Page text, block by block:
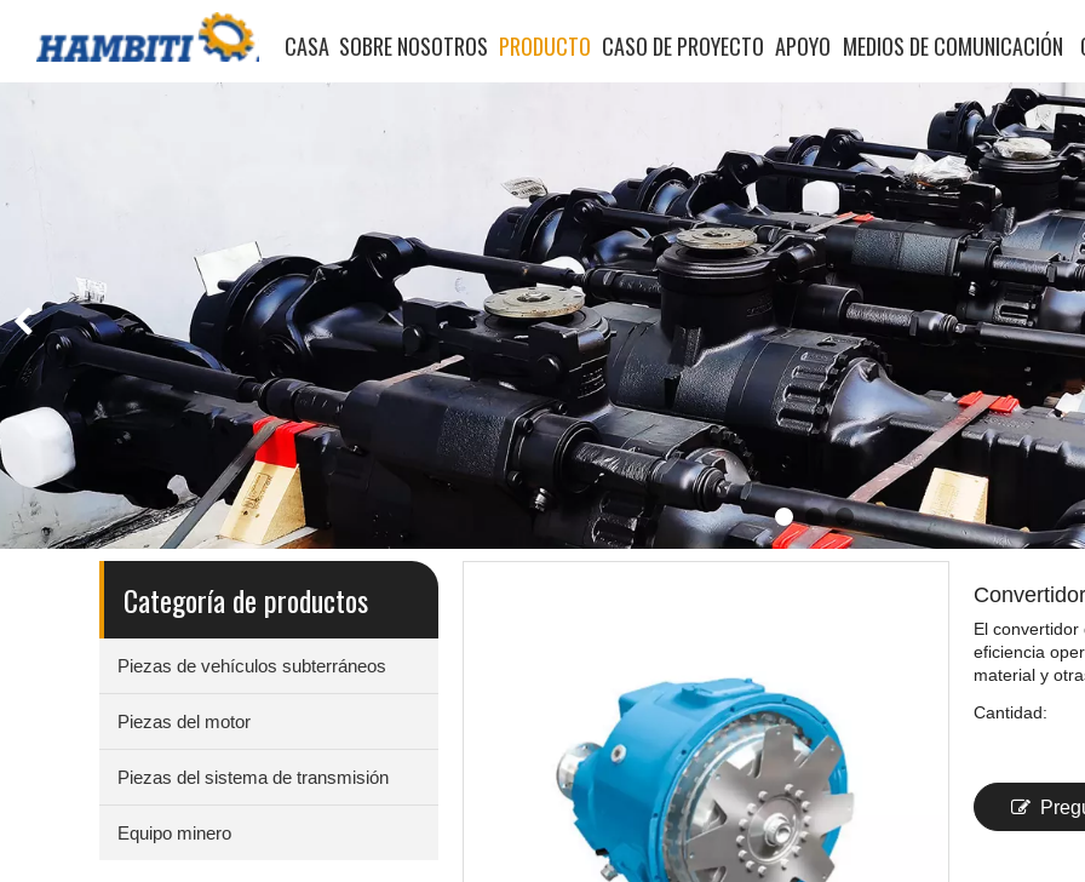
CASA SOBRE NOSOTROS PRODUCTO CASO DE PROYECTO APOYO MEDIOS DE COMUNICACIÓN
Categoría de productos
Piezas de vehículos subterráneos
Piezas del motor
Piezas del sistema de transmisión
Equipo minero
El
eficiencia
material y
Cantidad: